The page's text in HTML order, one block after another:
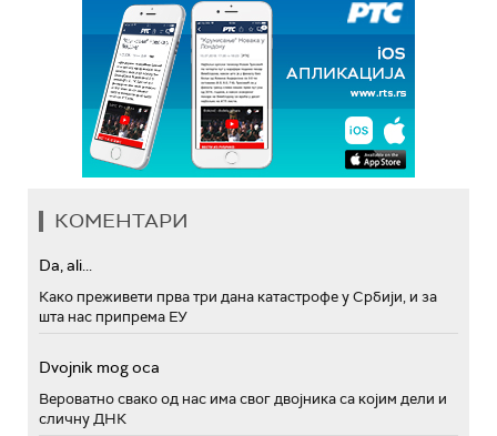
КОМЕНТАРИ
Da, ali...
Како преживети прва три дана катастрофе у Србији, и за
шта нас припрема ЕУ
Dvojnik mog oca
Вероватно свако од нас има свог двојника са којим дели и
сличну ДНК